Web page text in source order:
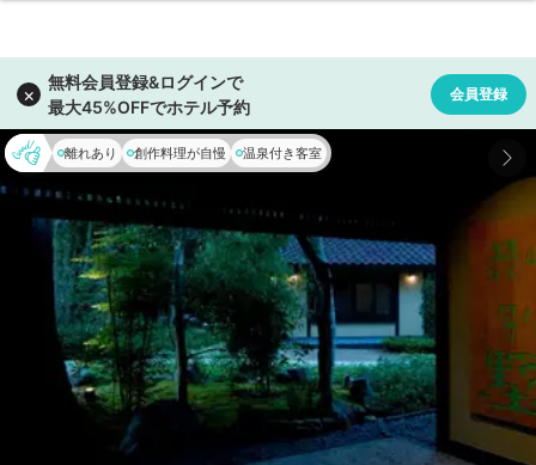
離れあり 創作料理が自慢 温泉付き客室